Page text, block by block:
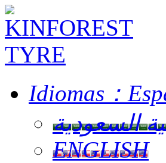
Idiomas：
السعودية
ENGLISH